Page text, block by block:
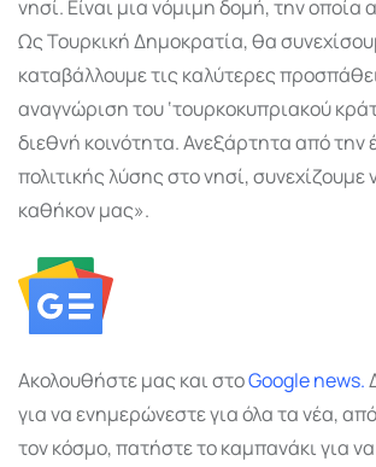
νησί. Είναι μια νόμιμη δομή, την οποία
Ως Τουρκική Δημοκρατία, θα
καταβάλλουμε τις καλύτερες
αναγνώριση του ‘τουρκοκυπριακού
διεθνή κοινότητα. Ανεξάρτητα από την
πολιτικής λύσης στο νησί, συνεχίζουμε
καθήκον μας».
Ακολουθήστε μας και στοGooglenews.
για να ενημερώνεστε για όλα τα νέα,
τον κόσμο, πατήστε το καμπανάκι για